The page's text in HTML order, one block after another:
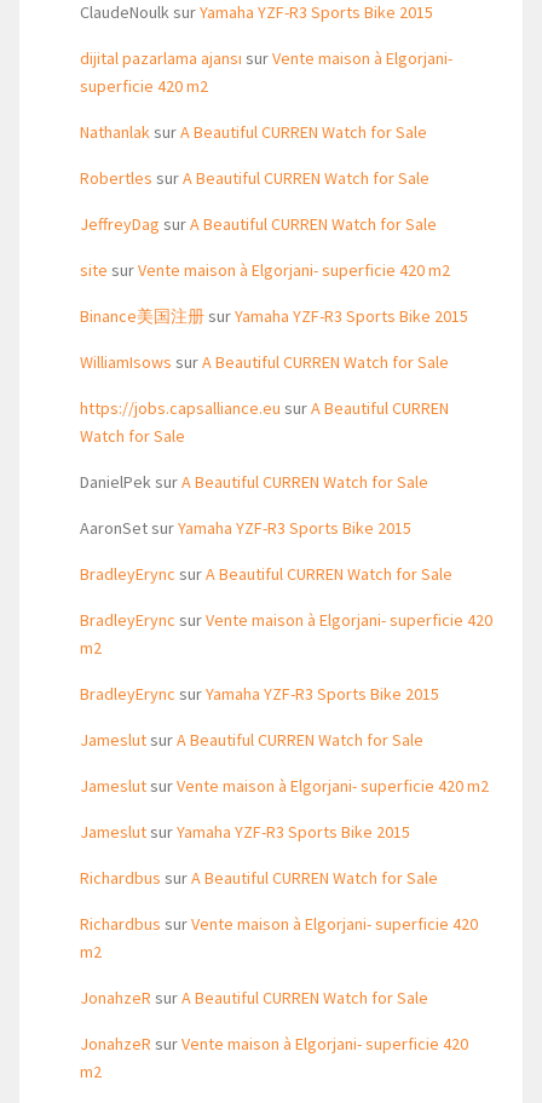
ClaudeNoulksurYamaha YZF-R3 Sports Bike 2015
dijital pazarlama ajansı surVente maison à Elgorjani-
superficie 420 m2
NathanlaksurA Beautiful CURREN Watch for Sale
Robertles surA Beautiful CURREN Watch for Sale
JeffreyDag surA Beautiful CURREN Watch for Sale
site surVente maison à Elgorjani- superficie 420 m2
Binance美国注册surYamaha YZF-R3 Sports Bike 2015
WilliamIsows surA Beautiful CURREN Watch for Sale
https://jobs.capsalliance.eu surA Beautiful CURREN
Watch for Sale
DanielPeksurA Beautiful CURREN Watch for Sale
AaronSetsurYamaha YZF-R3 Sports Bike 2015
BradleyErync surA Beautiful CURREN Watch for Sale
BradleyErync surVente maison à Elgorjani- superficie 420
m2
BradleyErync surYamaha YZF-R3 Sports Bike 2015
JameslutsurA Beautiful CURREN Watch for Sale
JameslutsurVente maison à Elgorjani- superficie 420 m2
JameslutsurYamaha YZF-R3 Sports Bike 2015
Richardbus surA Beautiful CURREN Watch for Sale
Richardbus surVente maison à Elgorjani- superficie 420
m2
JonahzeR surA Beautiful CURREN Watch for Sale
JonahzeR surVente maison à Elgorjani- superficie 420
m2